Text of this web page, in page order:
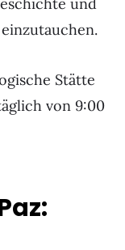
und
Stätte
von 9:00